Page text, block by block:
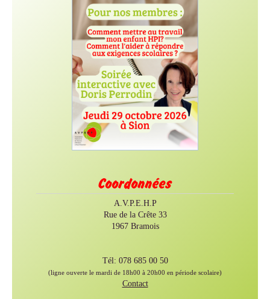
Coordonnées
A.V.P.E.H.P
Rue de la Crête 33
1967 Bramois
Tél: 078 685 00 50
(ligne ouverte le mardi de 18h00 à 20h00 en période scolaire)
Contact